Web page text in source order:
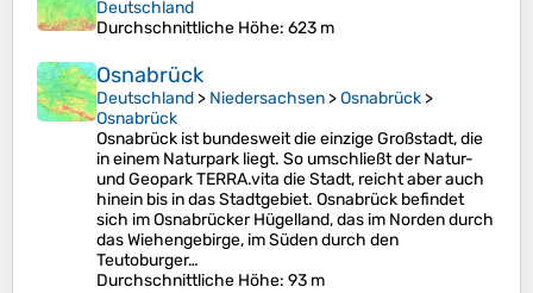
Deutschland
Durchschnittliche Höhe: 623 m
Osnabrück
Deutschland > Niedersachsen >Osnabrück >
Osnabrück
Osnabrück ist bundesweit die einzige Großstadt, die
in einem Naturpark liegt. So umschließt der Natur-
und Geopark TERRA.vita die Stadt, reicht aber auch
hinein bis in das Stadtgebiet. Osnabrück befindet
sich im Osnabrücker Hügelland, das im Norden durch
das Wiehengebirge, im Süden durch den
Teutoburger…
Durchschnittliche Höhe: 93 m